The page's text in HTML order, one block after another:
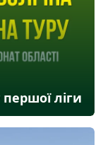
ліги